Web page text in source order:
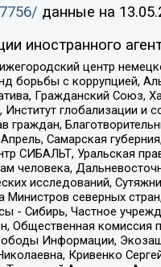
данные на
иностранного
центр
борьбы с
Гражданский
глобализации
граждан,
Самарская
СИБАЛЬТ, Уральская
человека,
исследований,
Министров северных
- Сибирь, Частное
Общественная
Информации,
Кривенко